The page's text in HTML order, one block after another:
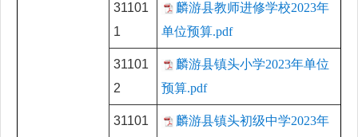
31101
1
麟游县教师进修学校2023年
单位预算.pdf
31101
2
麟游县镇头小学2023年单位
预算.pdf
31101
麟游县镇头初级中学2023年